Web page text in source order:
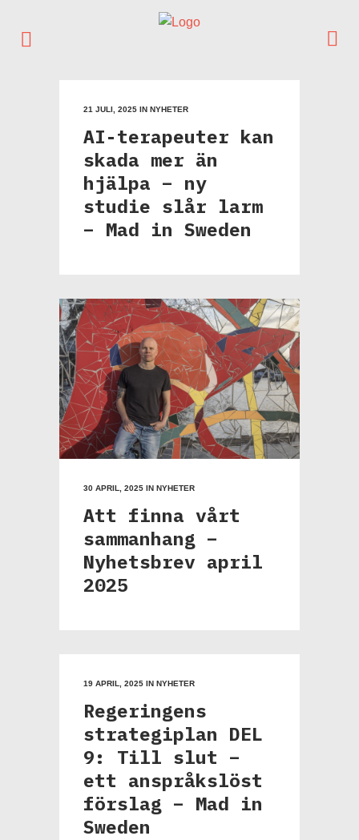
21 JULI, 2025 IN NYHETER
AI-terapeuter kan
skada mer än
hjälpa – ny
studie slår larm
– Mad in Sweden
30 APRIL, 2025 IN NYHETER
Att finna vårt
sammanhang –
Nyhetsbrev april
2025
19 APRIL, 2025 IN NYHETER
Regeringens
strategiplan DEL
9: Till slut –
ett anspråkslöst
förslag – Mad in
Sweden